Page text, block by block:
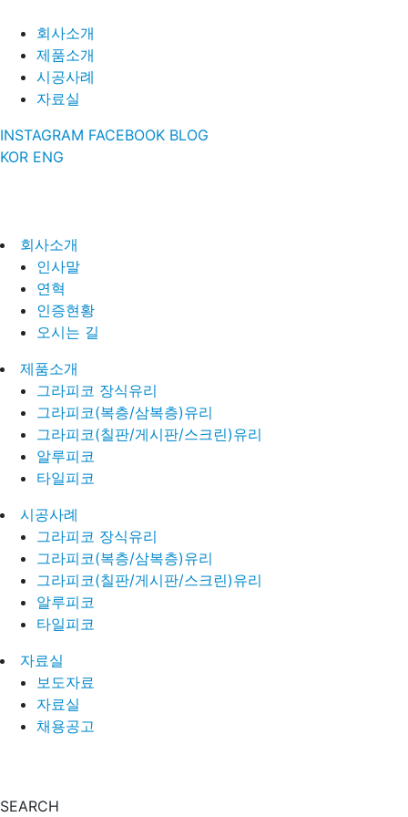
회사소개
제품소개
시공사례
자료실
INSTAGRAM FACEBOOK BLOG
KOR ENG
회사소개
인사말
연혁
인증현황
오시는 길
제품소개
그라피코 장식유리
그라피코(복층/삼복층)유리
그라피코(칠판/게시판/스크린)유리
알루피코
타일피코
시공사례
그라피코 장식유리
그라피코(복층/삼복층)유리
그라피코(칠판/게시판/스크린)유리
알루피코
타일피코
자료실
보도자료
자료실
채용공고
SEARCH